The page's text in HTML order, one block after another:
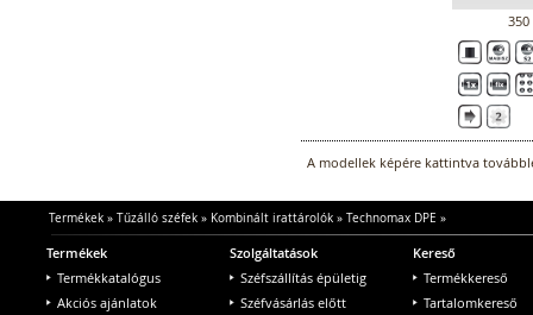
350
A modellek képére kattintva
Termékek» Tűzálló széfek» Kombinált irattárolók» Technomax DPE »
Termékek
Termékkatalógus
Akciós ajánlatok
Szolgáltatások
Széfszállítás épületig
Széfvásárlás előtt
Kereső
Termékkereső
Tartalomkereső